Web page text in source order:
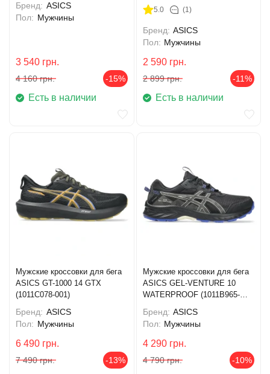
Бренд: ASICS
Пол: Мужчины
3 540 грн.
4 160 грн. -15%
Есть в наличии
5.0 (1)
Бренд: ASICS
Пол: Мужчины
2 590 грн.
2 899 грн. -11%
Есть в наличии
Мужские кроссовки для бега
ASICS GT-1000 14 GTX
(1011C078-001)
Бренд: ASICS
Пол: Мужчины
6 490 грн.
7 490 грн. -13%
Мужские кроссовки для бега
ASICS GEL-VENTURE 10
WATERPROOF (1011B965-
Бренд: ASICS
Пол: Мужчины
4 290 грн.
4 790 грн. -10%